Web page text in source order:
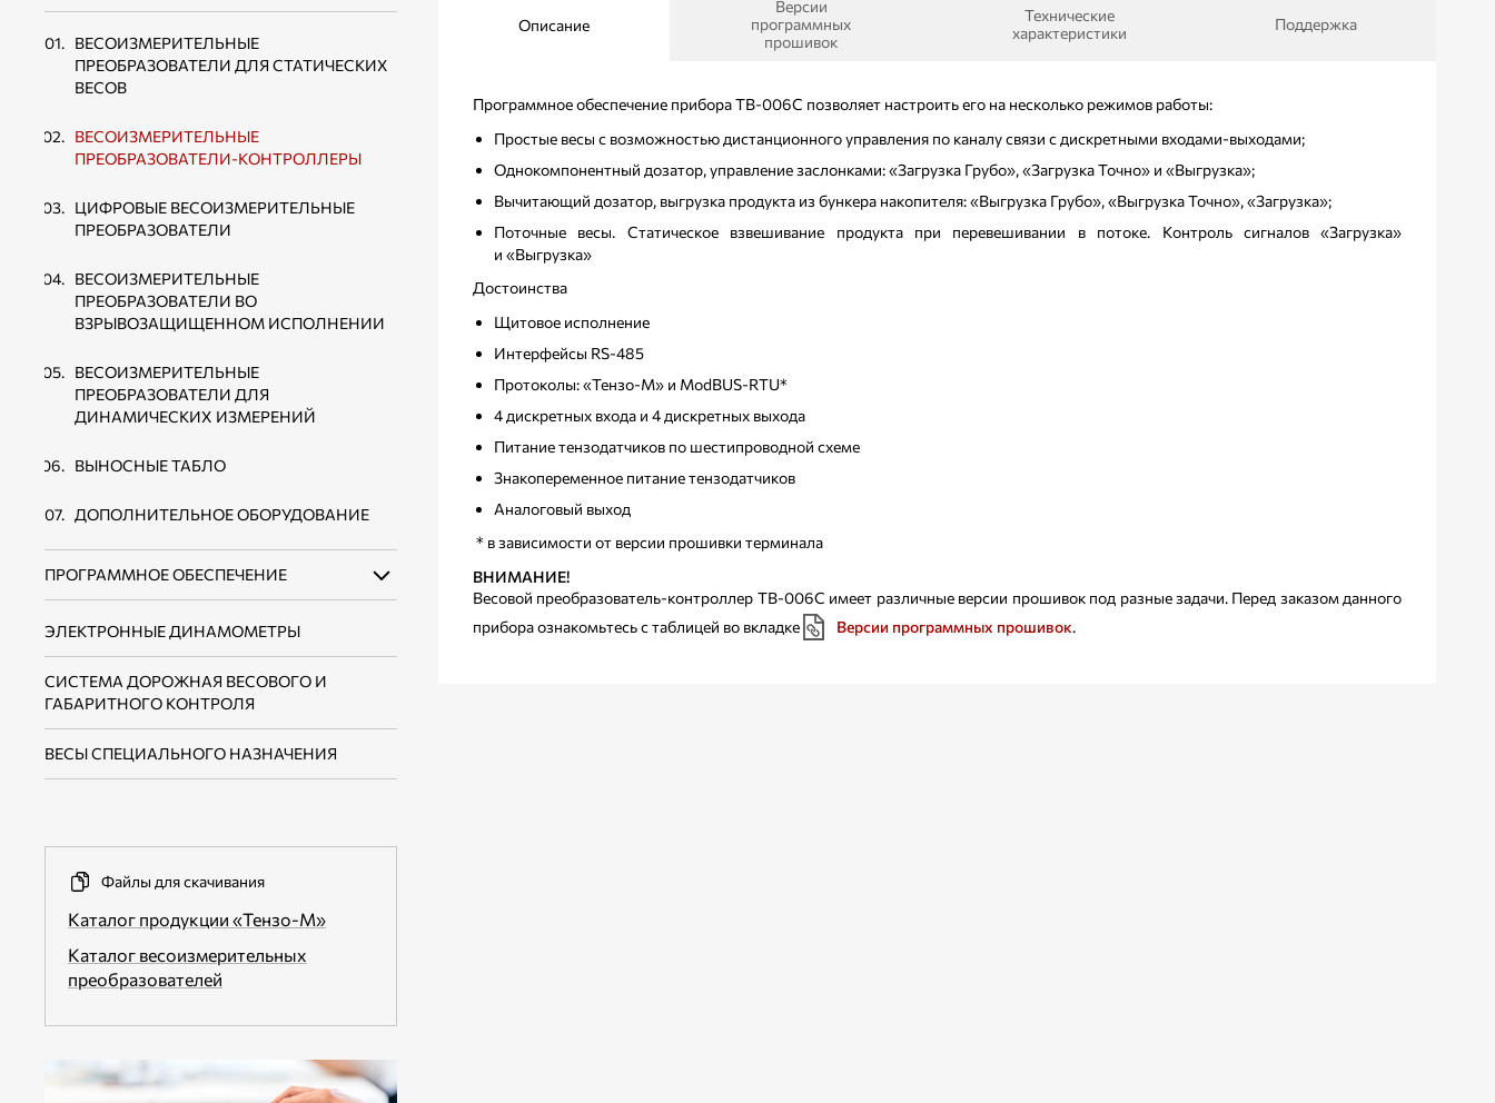
СЫПУЧИХ ПРОДУКТОВ В МЯГКИЕ
КОНТЕЙНЕРЫ БИГ-БЭГ
КАРТОННЫЕ КОРОБКИ
ПЕРЕДВИЖНЫЕ
ТЕНЗОДАТЧИКИ ТИПА «SINGLE POINT»
ТЕНЗОДАТЧИКИ СЖАТИЯ
МЕМБРАННОГО ТИПА
ТЕНЗОДАТЧИКИ СЖАТИЯ ТИПА
КОЛОННА
ТЕНЗОДАТЧИКИ РАСТЯЖЕНИЯ-СЖАТИЯ
КРАНОВЫХ ВЕСОВ
ВЕСОИЗМЕРИТЕЛЬНЫЕ
ПРЕОБРАЗОВАТЕЛИ ДЛЯ СТАТИЧЕСКИХ
ВЕСОВ
ВЕСОИЗМЕРИТЕЛЬНЫЕ
ПРЕОБРАЗОВАТЕЛИ-КОНТРОЛЛЕРЫ
ЦИФРОВЫЕ ВЕСОИЗМЕРИТЕЛЬНЫЕ
ПРЕОБРАЗОВАТЕЛИ
ВЕСОИЗМЕРИТЕЛЬНЫЕ
ПРЕОБРАЗОВАТЕЛИ ВО
ВЗРЫВОЗАЩИЩЕННОМ ИСПОЛНЕНИИ
ВЕСОИЗМЕРИТЕЛЬНЫЕ
ПРЕОБРАЗОВАТЕЛИ ДЛЯ
ДИНАМИЧЕСКИХ ИЗМЕРЕНИЙ
ВЫНОСНЫЕ ТАБЛО
ДОПОЛНИТЕЛЬНОЕ ОБОРУДОВАНИЕ
ПРОГРАММНОЕ ОБЕСПЕЧЕНИЕ
ПО ДЛЯ ЭЛЕКТРОННЫХ ВЕСОВ И
ДОЗАТОРОВ
ПО ДЛЯ ИНТЕГРАЦИИ В СИСТЕМЫ
УЧЕТА И АСУ ТП
ЭЛЕКТРОННЫЕ ДИНАМОМЕТРЫ
СИСТЕМА ДОРОЖНАЯ ВЕСОВОГО И
ГАБАРИТНОГО КОНТРОЛЯ
ВЕСЫ СПЕЦИАЛЬНОГО НАЗНАЧЕНИЯ
Файлы для скачивания
Каталог продукции «Тензо-М»
Каталог весоизмерительных
преобразователей
Описание
Версии
программных
прошивок
Технические
характеристики
Поддержка
Программное обеспечение прибора ТВ-006C позволяет настроить его на несколько режимов работы:
Простые весы с возможностью дистанционного управления по каналу связи с дискретными входами-выходами;
Однокомпонентный дозатор, управление заслонками: «Загрузка Грубо», «Загрузка Точно» и «Выгрузка»;
Вычитающий дозатор, выгрузка продукта из бункера накопителя: «Выгрузка Грубо», «Выгрузка Точно», «Загрузка»;
Поточные весы. Статическое взвешивание продукта при перевешивании в потоке. Контроль сигналов «Загрузка»
и «Выгрузка»
Достоинства
Щитовое исполнение
Интерфейсы RS-485
Протоколы: «Тензо-М» и ModBUS-RTU*
4 дискретных входа и 4 дискретных выхода
Питание тензодатчиков по шестипроводной схеме
Знакопеременное питание тензодатчиков
Аналоговый выход
* в зависимости от версии прошивки терминала
ВНИМАНИЕ!
Весовой преобразователь-контроллер ТВ-006C имеет различные версии прошивок под разные задачи. Перед заказом данного
прибора ознакомьтесь с таблицей во вкладке
Версии программных прошивок.